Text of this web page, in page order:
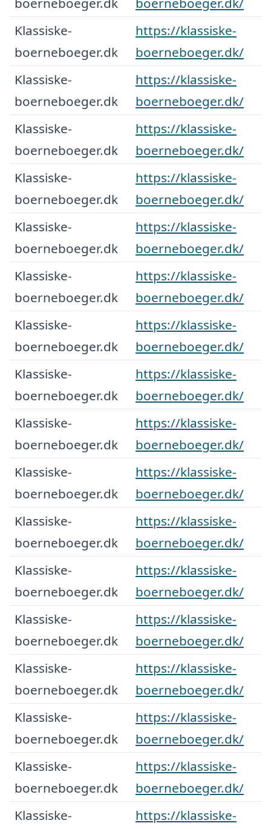
Klassiske-
boerneboeger.dk
https://klassiske-
boerneboeger.dk/
Klassiske-
boerneboeger.dk
https://klassiske-
boerneboeger.dk/
Klassiske-
boerneboeger.dk
https://klassiske-
boerneboeger.dk/
Klassiske-
boerneboeger.dk
https://klassiske-
boerneboeger.dk/
Klassiske-
boerneboeger.dk
https://klassiske-
boerneboeger.dk/
Klassiske-
boerneboeger.dk
https://klassiske-
boerneboeger.dk/
Klassiske-
boerneboeger.dk
https://klassiske-
boerneboeger.dk/
Klassiske-
boerneboeger.dk
https://klassiske-
boerneboeger.dk/
Klassiske-
boerneboeger.dk
https://klassiske-
boerneboeger.dk/
Klassiske-
boerneboeger.dk
https://klassiske-
boerneboeger.dk/
Klassiske-
boerneboeger.dk
https://klassiske-
boerneboeger.dk/
Klassiske-
boerneboeger.dk
https://klassiske-
boerneboeger.dk/
Klassiske-
boerneboeger.dk
https://klassiske-
boerneboeger.dk/
Klassiske-
boerneboeger.dk
https://klassiske-
boerneboeger.dk/
Klassiske-
boerneboeger.dk
https://klassiske-
boerneboeger.dk/
Klassiske-
boerneboeger.dk
https://klassiske-
boerneboeger.dk/
Klassiske-
https://klassiske-